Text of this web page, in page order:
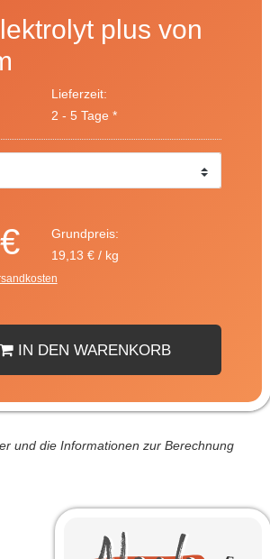
plus von
Lieferzeit:
2 - 5 Tage *
Grundpreis:
19,13 € / kg
IN DEN WARENKORB
und die Informationen zur Berechnung